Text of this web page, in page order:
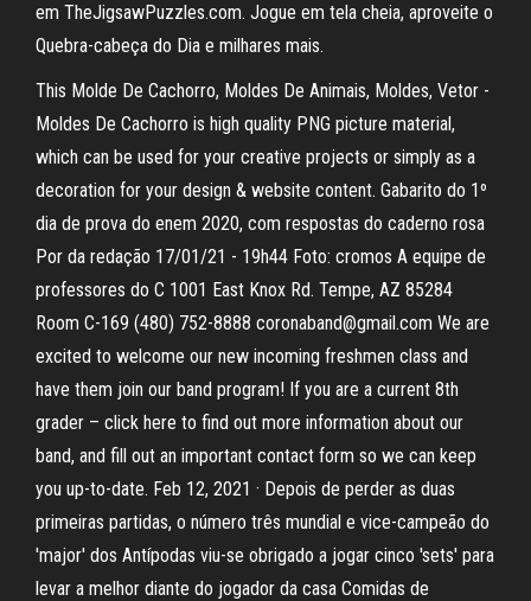
em TheJigsawPuzzles.com. Jogue em tela cheia, aproveite o
Quebra-cabeça do Dia e milhares mais.
This Molde De Cachorro, Moldes De Animais, Moldes, Vetor -
Moldes De Cachorro is high quality PNG picture material,
which can be used for your creative projects or simply as a
decoration for your design & website content. Gabarito do 1º
dia de prova do enem 2020, com respostas do caderno rosa
Por da redação 17/01/21 - 19h44 Foto: cromos A equipe de
professores do C 1001 East Knox Rd. Tempe, AZ 85284
Room C-169 (480) 752-8888 coronaband@gmail.com We are
excited to welcome our new incoming freshmen class and
have them join our band program! If you are a current 8th
grader – click here to find out more information about our
band, and fill out an important contact form so we can keep
you up-to-date. Feb 12, 2021 · Depois de perder as duas
primeiras partidas, o número três mundial e vice-campeão do
'major' dos Antípodas viu-se obrigado a jogar cinco 'sets' para
levar a melhor diante do jogador da casa Comidas de